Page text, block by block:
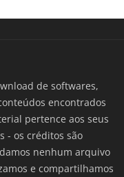
de softwares,
encontrados
pertence aos seus
- os créditos são
nenhum arquivo
e compartilhamos